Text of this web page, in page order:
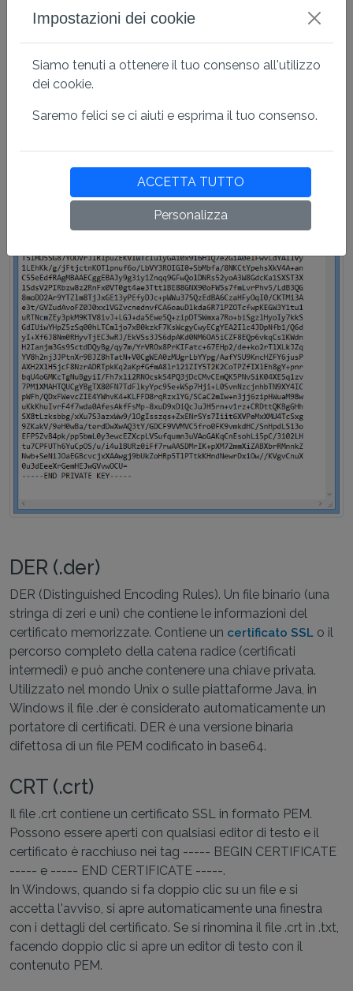
Il file .key contiene il certificato in formato PEM e contiene
solo la chiave privata del certificato. La chiave privata è
racchiusa nelle stringhe ----- BEGIN PRIVATE KEY ----- e
----- END PRIVATE KEY -----. Questo file dovrebbe
essere aperto in qualsiasi editor di testo.
facto una designazione del file con la chiave privata.
DER (.der)
DER (Distinguished Encoding Rules). Un file binario (una
stringa di zeri e uni) che contiene le informazioni del
certificato memorizzate. Contiene un certificato SSL o il
percorso completo della catena radice (certificati
intermedi) e può anche contenere una chiave privata.
Utilizzato nel mondo Unix o sulle piattaforme Java, in
Windows il file .der è considerato automaticamente un
portatore di certificati. DER è una versione binaria
difettosa di un file PEM codificato in base64.
CRT (.crt)
Il file .crt contiene un certificato SSL in formato PEM.
Possono essere aperti con qualsiasi editor di testo e il
certificato è racchiuso nei tag ----- BEGIN CERTIFICATE
----- e ----- END CERTIFICATE -----.
In Windows, quando si fa doppio clic su un file e si
accetta l'avviso, si apre automaticamente una finestra
con i dettagli del certificato. Se si rinomina il file .crt in .txt,
facendo doppio clic si apre un editor di testo con il
contenuto PEM.
Impostazioni dei cookie
Siamo tenuti a ottenere il tuo consenso all'utilizzo
dei cookie.
Saremo felici se ci aiuti e esprima il tuo consenso.
ACCETTA TUTTO
Personalizza